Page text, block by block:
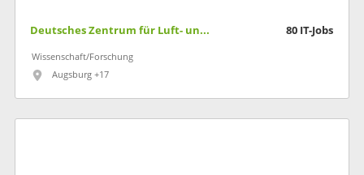
Deutsches Zentrum für Luft- und Raumfahrt 80 IT-Jobs
Wissenschaft/Forschung
Augsburg +17